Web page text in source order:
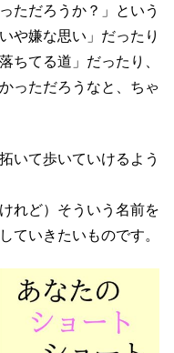
ただろうか？」という
や嫌な思い」だったり
ちてる道」だったり、
っただろうなと、ちゃ
いて歩いていけるよう
れど）そういう名前を
ていきたいものです。